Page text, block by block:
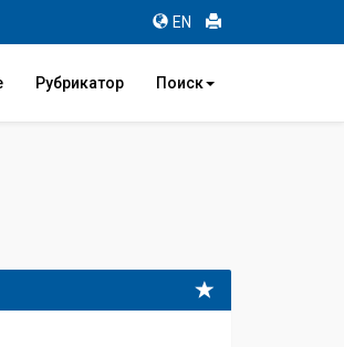
EN
Рубрикатор Поиск